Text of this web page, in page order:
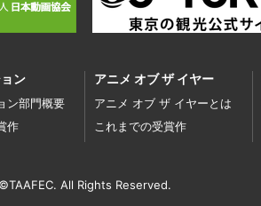
ン
ン部門概要
作
アニメ オブ ザ イヤー
アニメ オブ ザ イヤーとは
これまでの受賞作
©TAAFEC. All Rights Reserved.